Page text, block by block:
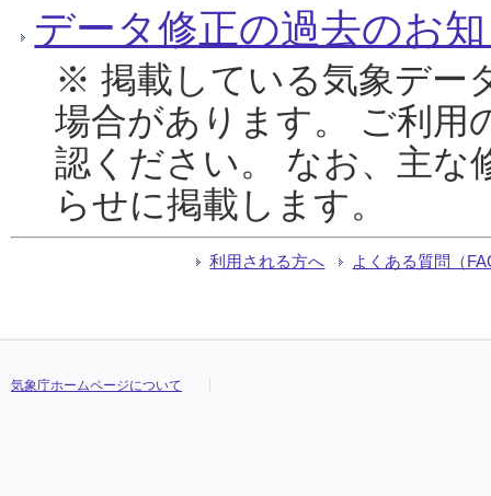
データ修正の過去のお
※ 掲載している気象デー
場合があります。 ご利用
認ください。 なお、主な
らせに掲載します。
利用される方へ よくある質問（
気象庁ホームページについて